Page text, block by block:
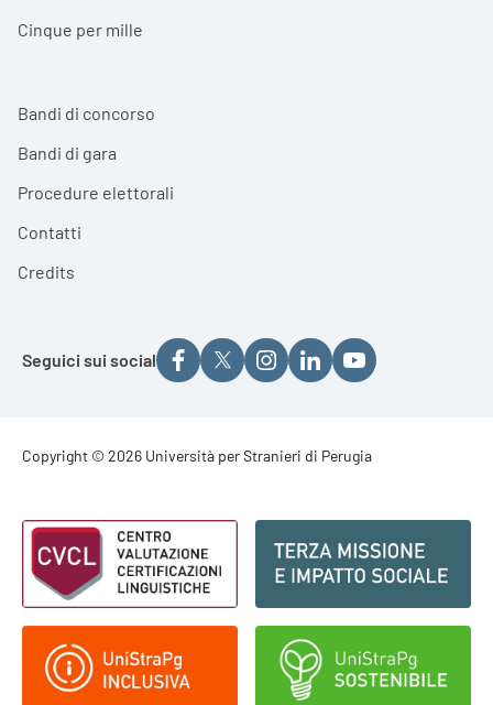
Cinque per mille
Bandi di concorso
Bandi di gara
Procedure elettorali
Contatti
Credits
Seguici sui social
Footer - Copyright
Copyright © 2026 Università per Stranieri di Perugia
Footer - Loghi